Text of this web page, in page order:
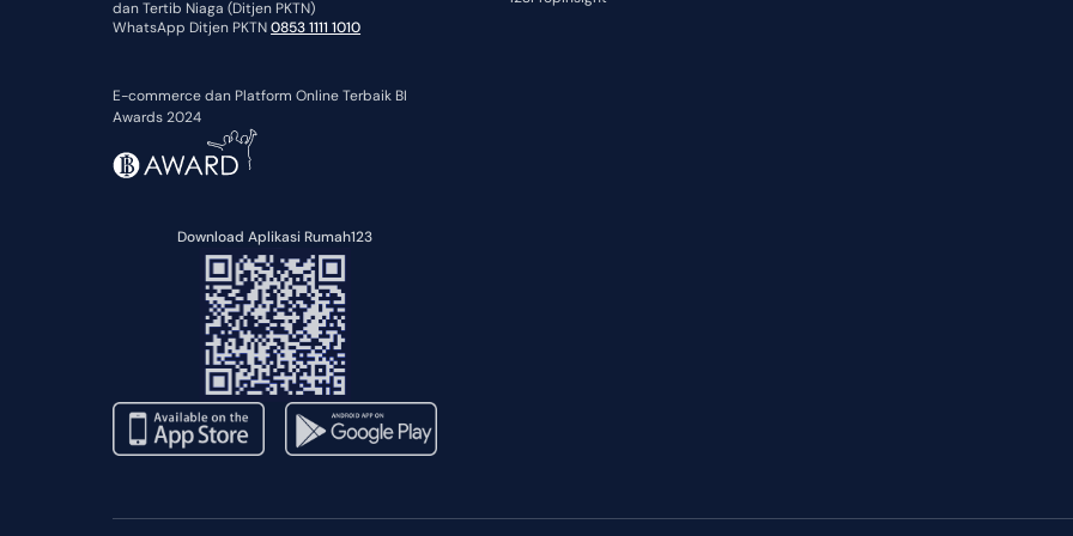
dan Tertib Niaga (Ditjen PKTN)
WhatsApp Ditjen PKTN0853 1111 1010
E-commerce dan Platform Online Terbaik BI
Awards 2024
Download Aplikasi Rumah123